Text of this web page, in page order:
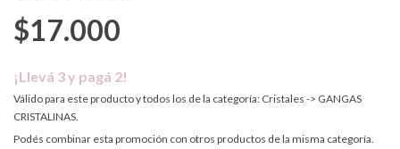
$17.000
¡Llevá 3 y pagá 2!
Válido para este producto y todos los de la categoría: Cristales -> GANGAS
CRISTALINAS.
Podés combinar esta promoción con otros productos de la misma categoría.